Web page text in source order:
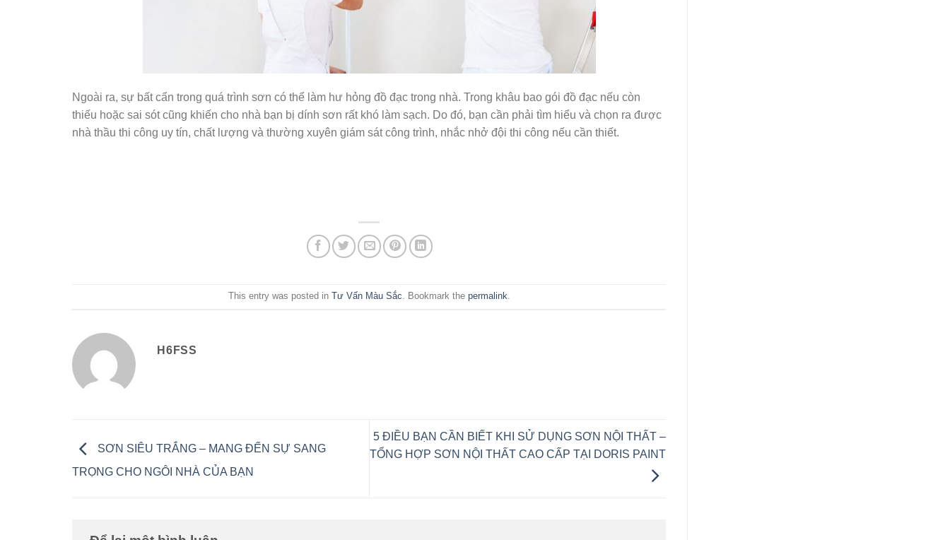
Ngoài ra, sự bất cẩn trong quá trình sơn có thể làm hư hỏng đồ đạc trong nhà. Trong khâu bao gói đồ đạc nếu còn
thiếu hoặc sai sót cũng khiến cho nhà bạn bị dính sơn rất khó làm sạch. Do đó, bạn cần phải tìm hiểu và chọn ra được
nhà thầu thi công uy tín, chất lượng và thường xuyên giám sát công trình, nhắc nhở đội thi công nếu cần thiết.
This entry was posted in Tư Vấn Màu Sắc. Bookmark the permalink.
H6FSS
SƠN SIÊU TRẮNG – MANG ĐẾN SỰ SANG
TRỌNG CHO NGÔI NHÀ CỦA BẠN
5 ĐIỀU BẠN CẦN BIẾT KHI SỬ DỤNG SƠN NỘI THẤT –
TỔNG HỢP SƠN NỘI THẤT CAO CẤP TẠI DORIS PAINT